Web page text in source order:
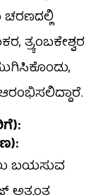
ತ್ರ್ಯಂಬಕೇಶ್ವರ
ಬಯಸುವ